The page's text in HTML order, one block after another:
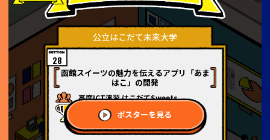
公立はこだて未来大学
函館スイーツの魅力を伝えるアプリ「あま
はこ」の開発
高度ICT演習 はこだてSweets
ピアレビュー大賞
28
ポスターを見る